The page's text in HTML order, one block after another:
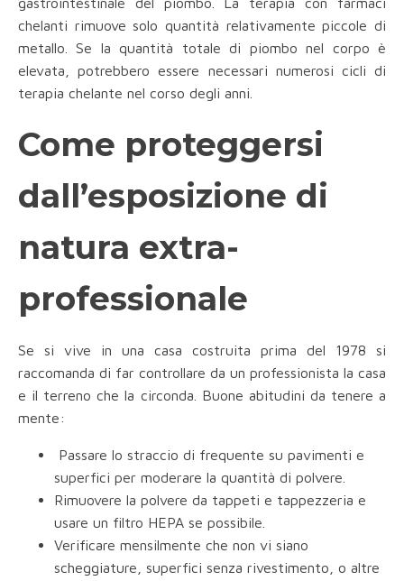
chelanti rimuove solo quantità relativamente piccole di
metallo. Se la quantità totale di piombo nel corpo è
elevata, potrebbero essere necessari numerosi cicli di
terapia chelante nel corso degli anni.
Come proteggersi
dall’esposizione di
natura extra-
professionale
Se si vive in una casa costruita prima del 1978 si
raccomanda di far controllare da un professionista la casa
e il terreno che la circonda. Buone abitudini da tenere a
mente:
Passare lo straccio di frequente su pavimenti e
superfici per moderare la quantità di polvere.
Rimuovere la polvere da tappeti e tappezzeria e
usare un filtro HEPA se possibile.
Verificare mensilmente che non vi siano
scheggiature, superfici senza rivestimento, o altre